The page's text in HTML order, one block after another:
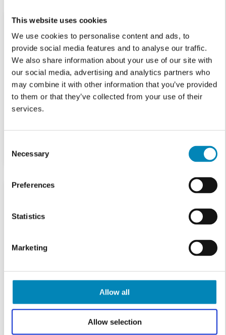
This website uses cookies
We use cookies to personalise content and ads, to
provide social media features and to analyse our traffic.
We also share information about your use of our site with
our social media, advertising and analytics partners who
may combine it with other information that you’ve provided
to them or that they’ve collected from your use of their
services.
Selection
Necessary
Preferences
Statistics
Marketing
Allow all
Allow selection